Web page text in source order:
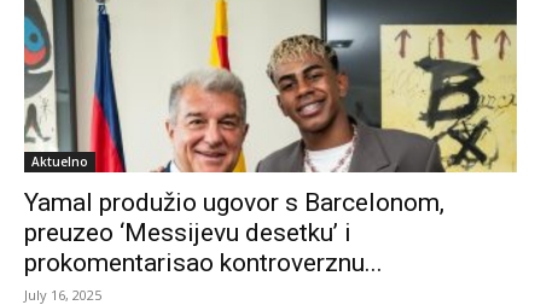
Aktuelno
Yamal produžio ugovor s Barcelonom,
preuzeo ‘Messijevu desetku’ i
prokomentarisao kontroverznu...
July 16, 2025